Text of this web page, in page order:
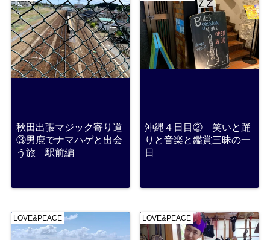
秋田出張マジック寄り道
③男鹿でナマハゲと出会
う旅 駅前編
沖縄４日目② 笑いと踊
りと音楽と鑑賞三昧の一
日
LOVE&PEACE LOVE&PEACE